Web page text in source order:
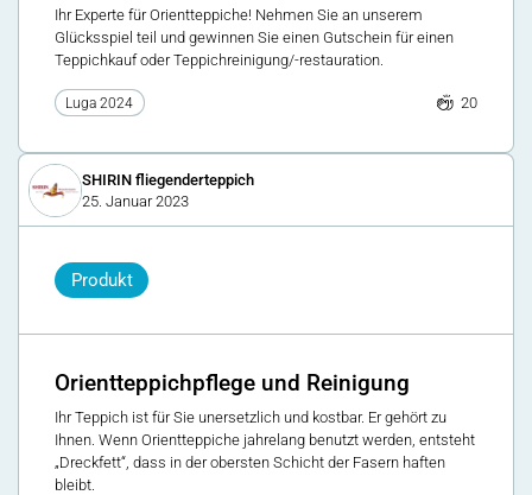
Ihr Experte für Orientteppiche! Nehmen Sie an unserem
Glücksspiel teil und gewinnen Sie einen Gutschein für einen
Teppichkauf oder Teppichreinigung/-restauration.
Luga 2024 20
SHIRIN fliegenderteppich
25. Januar 2023
Produkt
Orientteppichpflege und Reinigung
Ihr Teppich ist für Sie unersetzlich und kostbar. Er gehört zu
Ihnen. Wenn Orientteppiche jahrelang benutzt werden, entsteht
„Dreckfett“, dass in der obersten Schicht der Fasern haften
bleibt.